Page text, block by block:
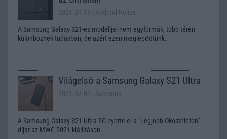
2021.01.19 | Android Police
A Samsung Galaxy S21-es modelljei nem egyformák, több téren
különböznek tudásban, de azért ezen meglepődtünk.
Világelső a Samsung Galaxy S21 Ultra
2021.07.01 | Samsung
A Samsung Galaxy S21 Ultra 5G nyerte el a "Legjobb Okostelefon"
díjat az MWC 2021 kiállításon.